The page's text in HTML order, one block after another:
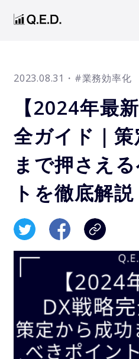
2023.08.31 ・#業務効率化
【2024年最
全ガイド｜
まで押さえ
トを徹底解説